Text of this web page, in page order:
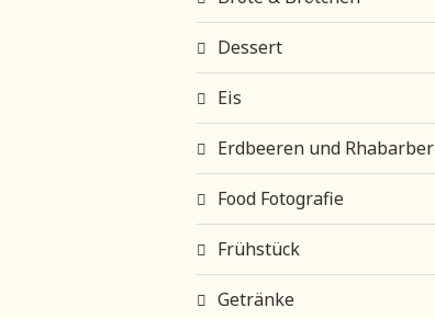
Dessert
Eis
Erdbeeren und Rhabarber
Food Fotografie
Frühstück
Getränke